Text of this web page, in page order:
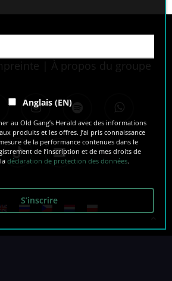
À propos du groupe
instagram spotify
tiktok email
Anglais (EN)
au Old Gang’s Herald avec des informations
produits et les offres. J’ai pris connaissance
de la performance contenues dans le
de l’inscription et de mes droits de
ladéclaration de protection des données.